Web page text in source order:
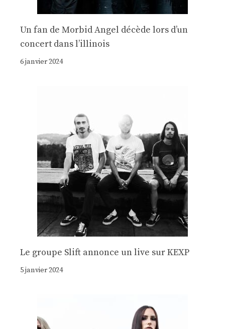
Un fan de Morbid Angel décède lors d’un
concert dans l’illinois
6 janvier 2024
Le groupe Slift annonce un live sur KEXP
5 janvier 2024